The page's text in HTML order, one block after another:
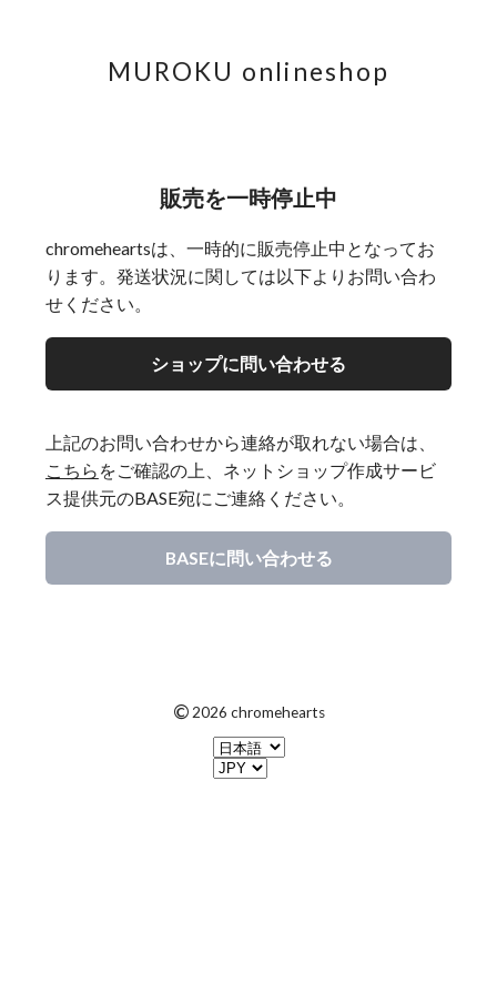
MUROKU onlineshop
販売を一時停止中
chromeheartsは、一時的に販売停止中となってお
ります。発送状況に関しては以下よりお問い合わ
せください。
ショップに問い合わせる
上記のお問い合わせから連絡が取れない場合は、
こちら をご確認の上、ネットショップ作成サービ
ス提供元のBASE宛にご連絡ください。
BASEに問い合わせる
© 2026 chromehearts